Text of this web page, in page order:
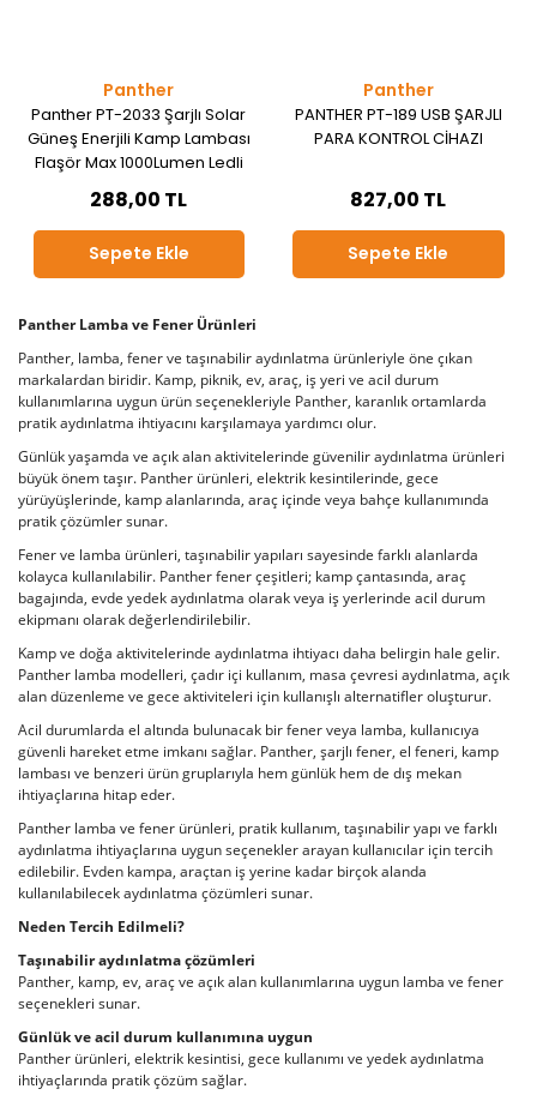
Panther
Panther PT-2033 Şarjlı Solar
Güneş Enerjili Kamp Lambası
Flaşör Max 1000Lumen Ledli
288,00 TL
Sepete Ekle
Panther
PANTHER PT-189 USB ŞARJLI
PARA KONTROL CİHAZI
827,00 TL
Sepete Ekle
Panther Lamba ve Fener Ürünleri
Panther, lamba, fener ve taşınabilir aydınlatma ürünleriyle öne çıkan
markalardan biridir. Kamp, piknik, ev, araç, iş yeri ve acil durum
kullanımlarına uygun ürün seçenekleriyle Panther, karanlık ortamlarda
pratik aydınlatma ihtiyacını karşılamaya yardımcı olur.
Günlük yaşamda ve açık alan aktivitelerinde güvenilir aydınlatma ürünleri
büyük önem taşır. Panther ürünleri, elektrik kesintilerinde, gece
yürüyüşlerinde, kamp alanlarında, araç içinde veya bahçe kullanımında
pratik çözümler sunar.
Fener ve lamba ürünleri, taşınabilir yapıları sayesinde farklı alanlarda
kolayca kullanılabilir. Panther fener çeşitleri; kamp çantasında, araç
bagajında, evde yedek aydınlatma olarak veya iş yerlerinde acil durum
ekipmanı olarak değerlendirilebilir.
Kamp ve doğa aktivitelerinde aydınlatma ihtiyacı daha belirgin hale gelir.
Panther lamba modelleri, çadır içi kullanım, masa çevresi aydınlatma, açık
alan düzenleme ve gece aktiviteleri için kullanışlı alternatifler oluşturur.
Acil durumlarda el altında bulunacak bir fener veya lamba, kullanıcıya
güvenli hareket etme imkanı sağlar. Panther, şarjlı fener, el feneri, kamp
lambası ve benzeri ürün gruplarıyla hem günlük hem de dış mekan
ihtiyaçlarına hitap eder.
Panther lamba ve fener ürünleri, pratik kullanım, taşınabilir yapı ve farklı
aydınlatma ihtiyaçlarına uygun seçenekler arayan kullanıcılar için tercih
edilebilir. Evden kampa, araçtan iş yerine kadar birçok alanda
kullanılabilecek aydınlatma çözümleri sunar.
Neden Tercih Edilmeli?
Taşınabilir aydınlatma çözümleri
Panther, kamp, ev, araç ve açık alan kullanımlarına uygun lamba ve fener
seçenekleri sunar.
Günlük ve acil durum kullanımına uygun
Panther ürünleri, elektrik kesintisi, gece kullanımı ve yedek aydınlatma
ihtiyaçlarında pratik çözüm sağlar.